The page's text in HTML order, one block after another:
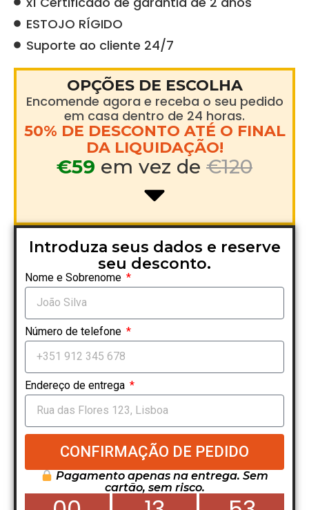
ESTOJO RÍGIDO
Suporte ao cliente 24/7
OPÇÕES DE ESCOLHA
Encomende agora e receba o seu pedido
em casa dentro de 24 horas.
50% DE DESCONTO ATÉ O FINAL
DA LIQUIDAÇÃO!
€59 em vez de €120
Introduza seus dados e reserve
seu desconto.
Nome e Sobrenome
Número de telefone
Endereço de entrega
CONFIRMAÇÃO DE PEDIDO
Pagamento apenas na entrega. Sem
cartão, sem risco.